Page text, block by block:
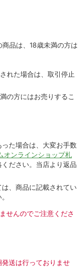
品は、18歳未満の方は
れた場合は、取引停止
の方にはお売りするこ
た場合は、大変お手数
オンラインショップ札
ください。当店より返品
、商品に記載されてい
せんのでご注意くださ
送は行っておりませ